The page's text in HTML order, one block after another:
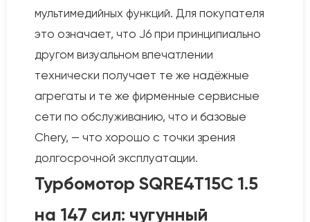
мультимедийных функций. Для покупателя
это означает, что J6 при принципиально
другом визуальном впечатлении
технически получает те же надёжные
агрегаты и те же фирменные сервисные
сети по обслуживанию, что и базовые
Chery, — что хорошо с точки зрения
долгосрочной эксплуатации.
Турбомотор SQRE4T15C 1.5
на 147 сил: чугунный